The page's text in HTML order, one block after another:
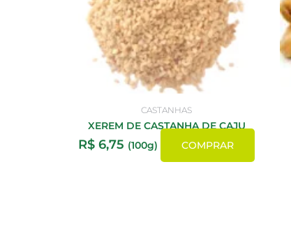
CASTANHAS
XEREM DE CASTANHA DE CAJU
R$ 6,75 (100g) COMPRAR